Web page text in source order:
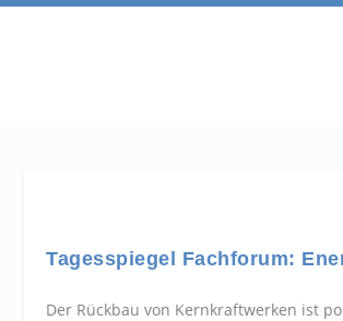
Tagesspiegel Fachforum:
Der Rückbau von Kernkraftwerken ist